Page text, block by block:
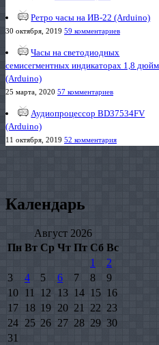
Ретро часы на ИВ-22 (Arduino)
30 октября, 2019 59 комментариев
Часы на светодиодных
семисегментных индикаторах 1,8
(Arduino)
25 марта, 2020 57 комментариев
Аудиопроцессор BD37534FV
(Arduino)
11 октября, 2019 52 комментария
Календарь
Август 2026
Пн Вт Ср Чт Пт Сб Вс
1
2
3
4 5 6 7 8
9
10 11 12 13 14 15 16
17 18 19 20 21 22 23
24 25 26 27 28 29 30
31